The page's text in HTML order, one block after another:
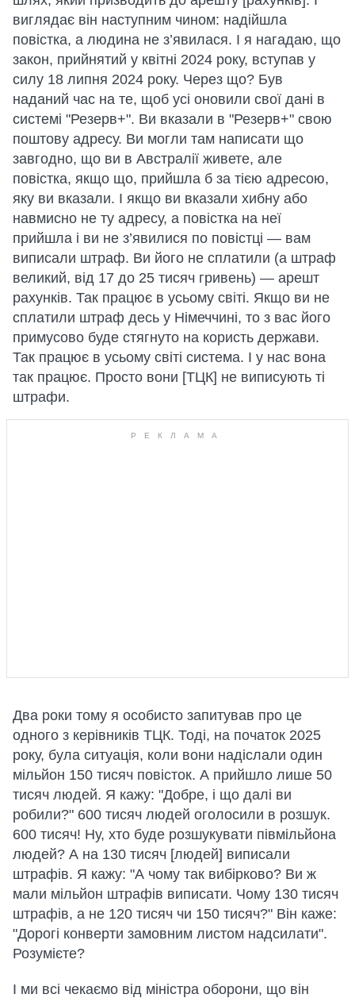
виглядає він наступним чином: надійшла
повістка, а людина не з’явилася. І я нагадаю, що
закон, прийнятий у квітні 2024 року, вступав у
силу 18 липня 2024 року. Через що? Був
наданий час на те, щоб усі оновили свої дані в
системі "Резерв+". Ви вказали в "Резерв+" свою
поштову адресу. Ви могли там написати що
завгодно, що ви в Австралії живете, але
повістка, якщо що, прийшла б за тією адресою,
яку ви вказали. І якщо ви вказали хибну або
навмисно не ту адресу, а повістка на неї
прийшла і ви не з’явилися по повістці — вам
виписали штраф. Ви його не сплатили (а штраф
великий, від 17 до 25 тисяч гривень) — арешт
рахунків. Так працює в усьому світі. Якщо ви не
сплатили штраф десь у Німеччині, то з вас його
примусово буде стягнуто на користь держави.
Так працює в усьому світі система. І у нас вона
так працює. Просто вони [ТЦК] не виписують ті
штрафи.
Два роки тому я особисто запитував про це
одного з керівників ТЦК. Тоді, на початок 2025
року, була ситуація, коли вони надіслали один
мільйон 150 тисяч повісток. А прийшло лише 50
тисяч людей. Я кажу: "Добре, і що далі ви
робили?" 600 тисяч людей оголосили в розшук.
600 тисяч! Ну, хто буде розшукувати півмільйона
людей? А на 130 тисяч [людей] виписали
штрафів. Я кажу: "А чому так вибірково? Ви ж
мали мільйон штрафів виписати. Чому 130 тисяч
штрафів, а не 120 тисяч чи 150 тисяч?" Він каже:
"Дорогі конверти замовним листом надсилати".
Розумієте?
І ми всі чекаємо від міністра оборони, що він